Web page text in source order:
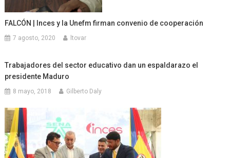
FALCÓN | Inces y la Unefm firman convenio de cooperación
7 agosto, 2020 ltovar
Trabajadores del sector educativo dan un espaldarazo el
presidente Maduro
8 mayo, 2018 Gilberto Daly